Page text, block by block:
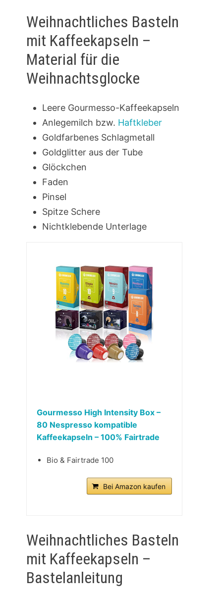
Weihnachtliches Basteln
mit Kaffeekapseln –
Material für die
Weihnachtsglocke
Leere Gourmesso-Kaffeekapseln
Anlegemilch bzw. Haftkleber
Goldfarbenes Schlagmetall
Goldglitter aus der Tube
Glöckchen
Faden
Pinsel
Spitze Schere
Nichtklebende Unterlage
Gourmesso High Intensity Box –
80 Nespresso kompatible
Kaffeekapseln – 100% Fairtrade
Bio & Fairtrade 100
Bei Amazon kaufen
Weihnachtliches Basteln
mit Kaffeekapseln –
Bastelanleitung